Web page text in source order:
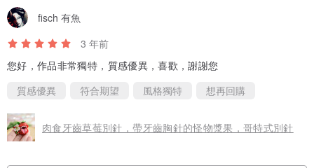
fisch 有魚
3 年前
您好，作品非常獨特，質感優異，喜歡，謝謝您
質感優異
符合期望 風格獨特 想再回購
肉食牙齒草莓別針，帶牙齒胸針的怪物漿果，哥特式別針